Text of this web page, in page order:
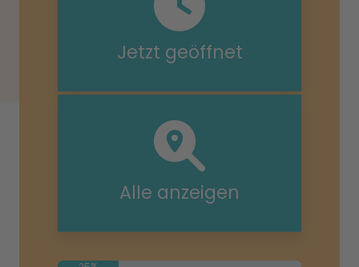
Jetzt geöffnet
Alle anzeigen